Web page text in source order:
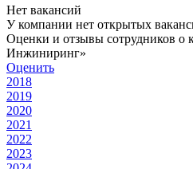
Нет вакансий
У компании нет открытых
Оценки и отзывы сотрудников о
Инжиниринг»
Оценить
2018
2019
2020
2021
2022
2023